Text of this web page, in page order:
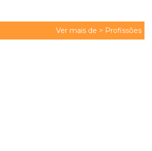
Ver mais de > Profissões